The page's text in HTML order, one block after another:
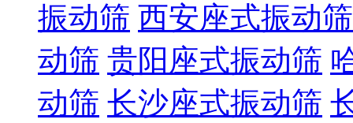
振动筛 西安座式振动筛
动筛 贵阳座式振动筛
动筛 长沙座式振动筛